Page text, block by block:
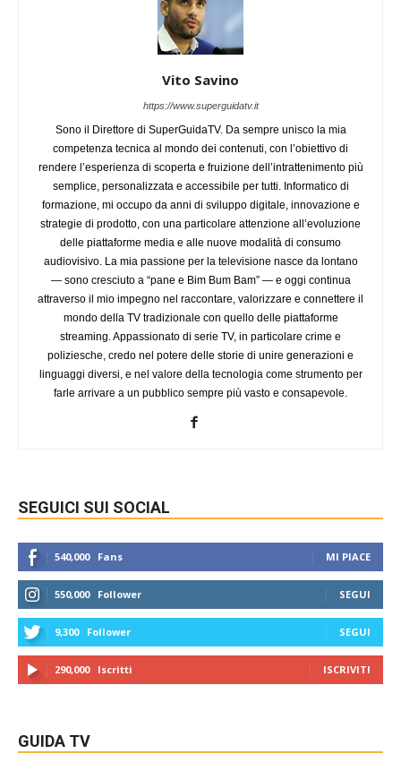
Vito Savino
https://www.superguidatv.it
Sono il Direttore di SuperGuidaTV. Da sempre unisco la mia
competenza tecnica al mondo dei contenuti, con l’obiettivo di
rendere l’esperienza di scoperta e fruizione dell’intrattenimento più
semplice, personalizzata e accessibile per tutti. Informatico di
formazione, mi occupo da anni di sviluppo digitale, innovazione e
strategie di prodotto, con una particolare attenzione all’evoluzione
delle piattaforme media e alle nuove modalità di consumo
audiovisivo. La mia passione per la televisione nasce da lontano
— sono cresciuto a “pane e Bim Bum Bam” — e oggi continua
attraverso il mio impegno nel raccontare, valorizzare e connettere il
mondo della TV tradizionale con quello delle piattaforme
streaming. Appassionato di serie TV, in particolare crime e
poliziesche, credo nel potere delle storie di unire generazioni e
linguaggi diversi, e nel valore della tecnologia come strumento per
farle arrivare a un pubblico sempre più vasto e consapevole.
SEGUICI SUI SOCIAL
540,000 Fans MI PIACE
550,000 Follower SEGUI
9,300 Follower SEGUI
290,000 Iscritti ISCRIVITI
GUIDA TV